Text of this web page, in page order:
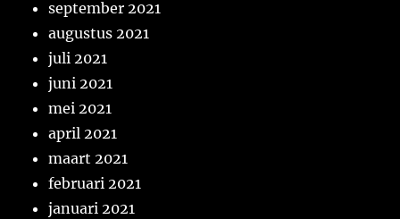
september 2021
augustus 2021
juli 2021
juni 2021
mei 2021
april 2021
maart 2021
februari 2021
januari 2021